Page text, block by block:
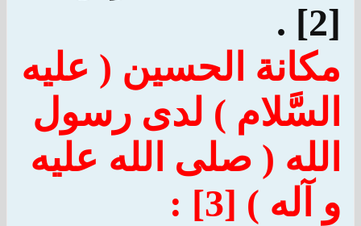
[2] .
مكانة الحسين ( عليه
السَّلام ) لدى رسول
الله ( صلى الله عليه
و آله ) [3] :